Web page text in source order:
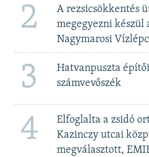
2
A rezsicsökkentés
megegyezni készül
Nagymarosi
3
Hatvanpuszta
számvevőszék
4
Elfoglalta a zsidó
Kazinczy utcai
megválasztott,